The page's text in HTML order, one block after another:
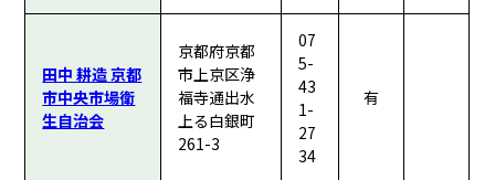
田中 耕造 京都
市中央市場衛
生自治会
京都府京都
市上京区浄
福寺通出水
上る白銀町
261-3
07
5-
43
1-
27
34
有